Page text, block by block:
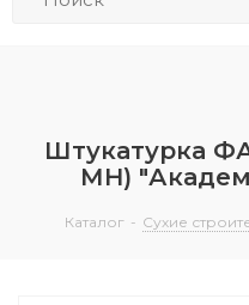
Штукатурка
МН)
Каталог - Сухие